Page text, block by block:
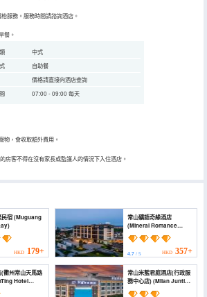
服務。服務時間請諮詢酒店。
餐。
中式
自助餐
價格請直接向酒店查詢
07:00 - 09:00 每天
物，會收取額外費用。
房客不得在沒有家長或監護人的情況下入住酒店。
HKD 179+
常山礦語奇緣酒店
(Mineral Romance
Resort Hotel)
4.7/ 5 HKD 357+
衢州常山天馬路
Changshan
常山米藍君庭酒店(行政服
務中心店) (Milan Junting
Hotel)